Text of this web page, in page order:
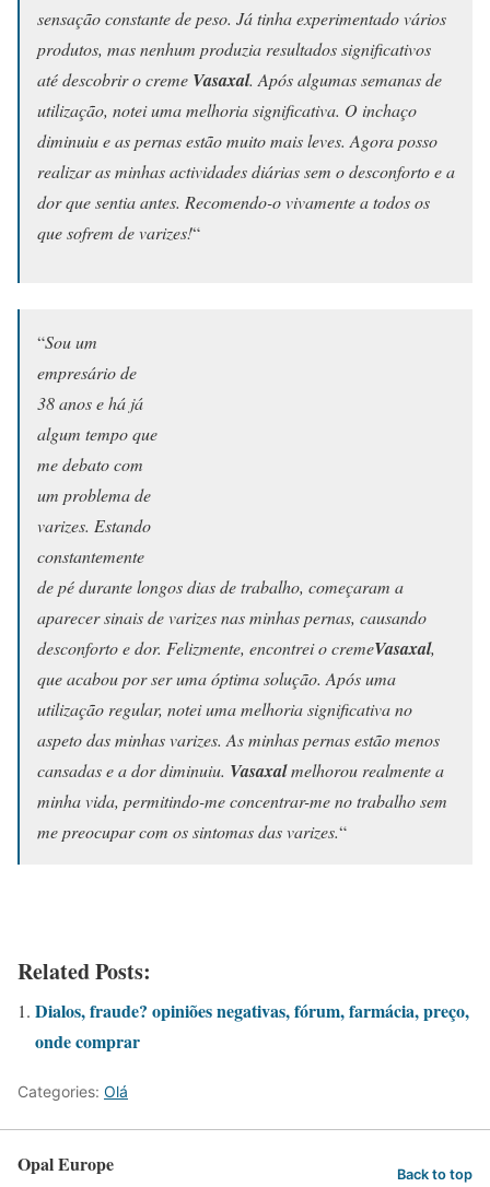
sensação constante de peso. Já tinha experimentado vários
produtos, mas nenhum produzia resultados significativos
até descobrir o creme Vasaxal. Após algumas semanas de
utilização, notei uma melhoria significativa. O inchaço
diminuiu e as pernas estão muito mais leves. Agora posso
realizar as minhas actividades diárias sem o desconforto e a
dor que sentia antes. Recomendo-o vivamente a todos os
que sofrem de varizes!“
“Sou um
empresário de
38 anos e há já
algum tempo que
me debato com
um problema de
varizes. Estando
constantemente
de pé durante longos dias de trabalho, começaram a
aparecer sinais de varizes nas minhas pernas, causando
desconforto e dor. Felizmente, encontrei o cremeVasaxal,
que acabou por ser uma óptima solução. Após uma
utilização regular, notei uma melhoria significativa no
aspeto das minhas varizes. As minhas pernas estão menos
cansadas e a dor diminuiu. Vasaxalmelhorou realmente a
minha vida, permitindo-me concentrar-me no trabalho sem
me preocupar com os sintomas das varizes.“
Related Posts:
Dialos, fraude? opiniões negativas, fórum, farmácia, preço,
onde comprar
Categories: Olá
Opal Europe Back to top